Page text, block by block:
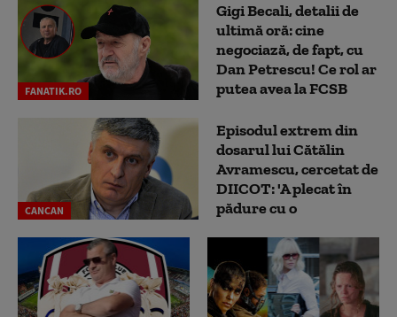
FANATIK.RO
Gigi Becali, detalii de
ultimă oră: cine
negociază, de fapt, cu
Dan Petrescu! Ce rol ar
putea avea la FCSB
CANCAN
Episodul extrem din
dosarul lui Cătălin
Avramescu, cercetat de
DIICOT: 'A plecat în
pădure cu o